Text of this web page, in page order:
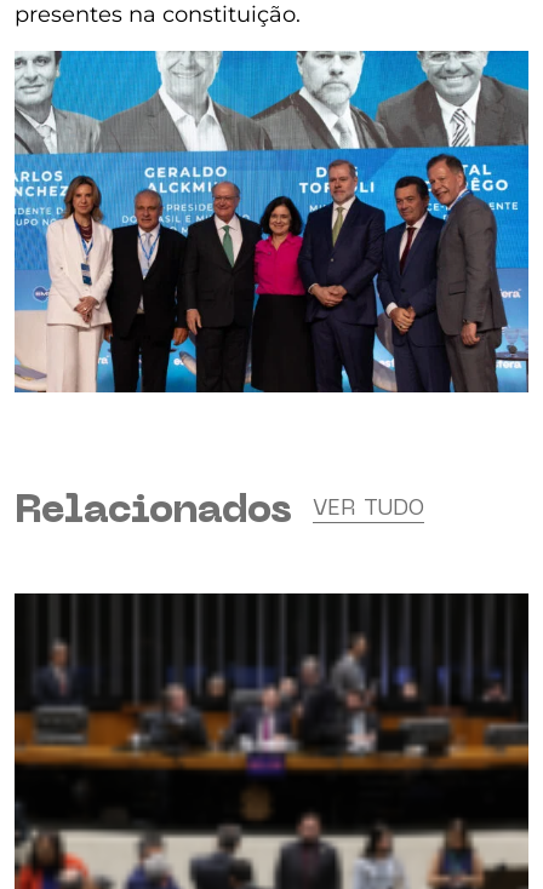
presentes na constituição.
Relacionados VER TUDO